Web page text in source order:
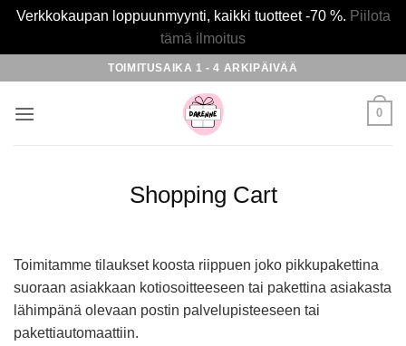
Verkkokaupan loppuunmyynti, kaikki tuotteet -70 %. Piilota
tämä ilmoitus
content
TOIMITUSAIKA 1 - 4 ARKIPÄIVÄÄ
0
Shopping Cart
Toimitamme tilaukset koosta riippuen joko pikkupakettina
suoraan asiakkaan kotiosoitteeseen tai pakettina asiakasta
lähimpänä olevaan postin palvelupisteeseen tai
pakettiautomaattiin.